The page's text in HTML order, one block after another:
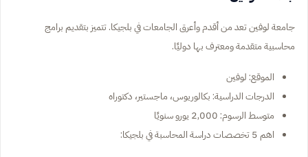
جامعة لوفين تعد من أقدم وأعرق الجامعات في بلجيكا. تتميز بتقديم برامج
محاسبية متقدمة ومعترف بها دوليًا.
الموقع: لوفين
الدرجات الدراسية: بكالوريوس، ماجستير، دكتوراه
متوسط الرسوم: 2,000 يورو سنويًا
اهم 5 تخصصات دراسة المحاسبة في بلجيكا: